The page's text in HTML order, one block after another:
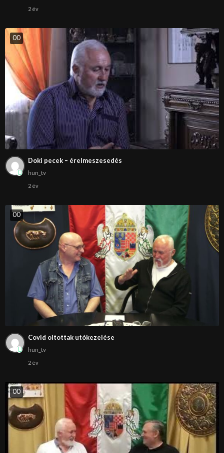
2 év
00
Doki pecek – érelmeszesedés
hun_tv
2 év
00
Covid oltottak utókezelése
hun_tv
2 év
00